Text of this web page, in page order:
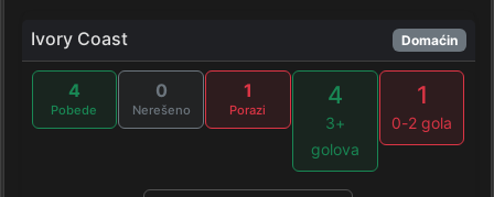
Ivory Coast Domaćin
4
Pobede
0
Nerešeno
1
Porazi
4
3+
golova
1
0-2 gola